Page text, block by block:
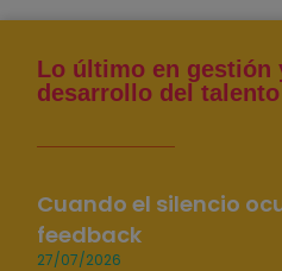
Lo último en gestión
desarrollo del talento
Cuando el silencio
feedback
27/07/2026